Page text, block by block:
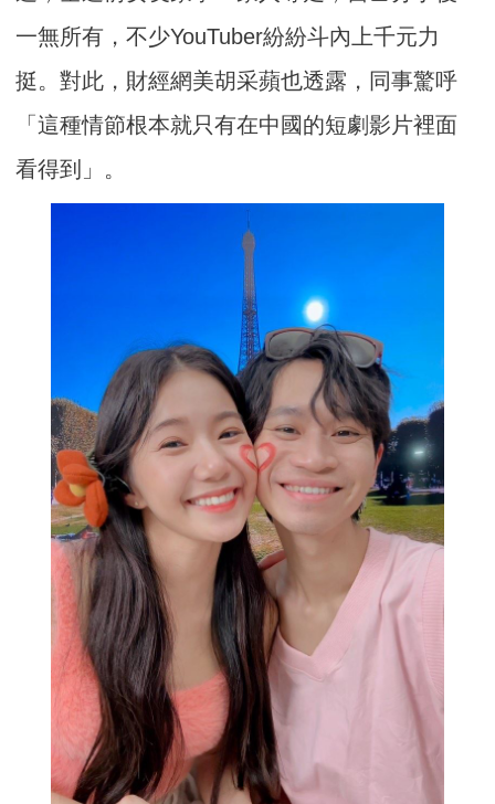
一無所有，不少YouTuber紛紛斗內上千元力
挺。對此，財經網美胡采蘋也透露，同事驚呼
「這種情節根本就只有在中國的短劇影片裡面
看得到」。